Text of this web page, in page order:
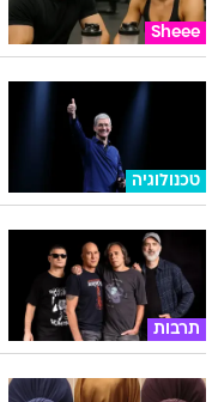
Sheee
טכנולוגיה
תרבות